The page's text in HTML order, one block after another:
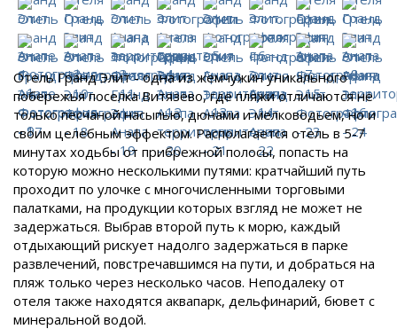
Отель Гранд Элит - одна из жемчужин уникального
побережья поселка Витязево, где пляжи отличаются не
только песчаной насыпью, дюнами и мелководьем, но и
своим целебным эффектом. Располагается отель в 5-7
минутах ходьбы от прибрежной полосы, попасть на
которую можно несколькими путями: кратчайший путь
проходит по улочке с многочисленными торговыми
палатками, на продукции которых взгляд не может не
задержаться. Выбрав второй путь к морю, каждый
отдыхающий рискует надолго задержаться в парке
развлечений, повстречавшимся на пути, и добраться на
пляж только через несколько часов. Неподалеку от
отеля также находятся аквапарк, дельфинарий, бювет с
минеральной водой.